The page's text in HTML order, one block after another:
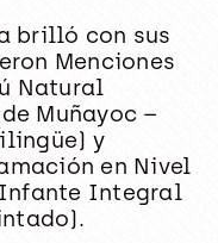
brilló con sus
Menciones
Natural
Muñayoc –
y
en Nivel
Integral